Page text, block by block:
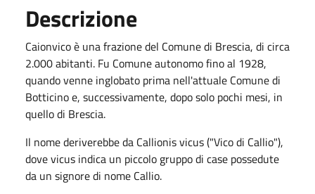
Descrizione
Caionvico è una frazione del Comune di Brescia, di circa
2.000 abitanti. Fu Comune autonomo fino al 1928,
quando venne inglobato prima nell'attuale Comune di
Botticino e, successivamente, dopo solo pochi mesi, in
quello di Brescia.
Il nome deriverebbe da Callionis vicus ("Vico di Callio"),
dove vicus indica un piccolo gruppo di case possedute
da un signore di nome Callio.